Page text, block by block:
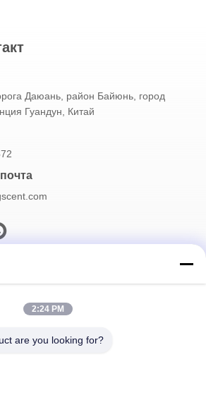
Даюань, район Байюнь, город
Гуандун, Китай
2:24 PM
are you looking for?